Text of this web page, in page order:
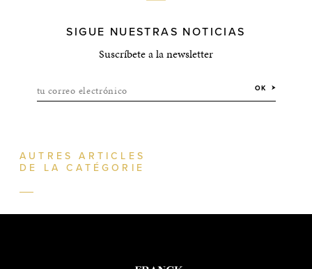
SIGUE NUESTRAS NOTICIAS
Suscríbete a la newsletter
tu correo electrónico OK
AUTRES ARTICLES
DE LA CATÉGORIE